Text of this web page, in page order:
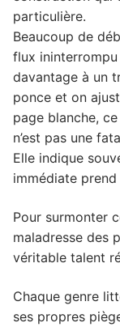
3. Cultiver
l'œuvre
3.1. La
3.2.
3.3. Le
groupe
particulière.
Beaucoup de
flux ininterrompu
davantage à un
ponce et on
page blanche,
n’est pas une
Elle indique
immédiate
Pour surmonter
maladresse des
véritable talent
Chaque genre
ses propres